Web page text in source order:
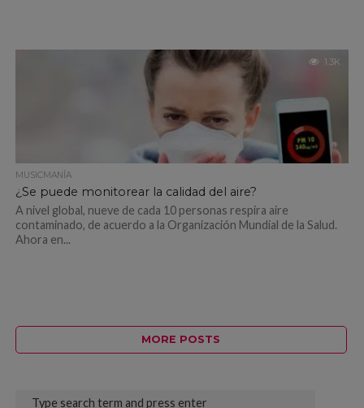
1.3K
MUSICMANÍA
¿Se puede monitorear la calidad del aire?
A nivel global, nueve de cada 10 personas respira aire
contaminado, de acuerdo a la Organización Mundial de la Salud.
Ahora en...
MORE POSTS